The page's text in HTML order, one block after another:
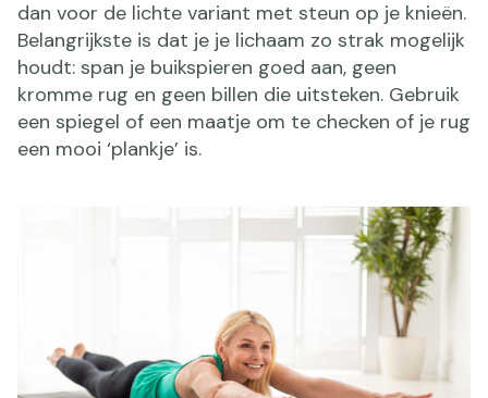
dan voor de lichte variant met steun op je knieën.
Belangrijkste is dat je je lichaam zo strak mogelijk
houdt: span je buikspieren goed aan, geen
kromme rug en geen billen die uitsteken. Gebruik
een spiegel of een maatje om te checken of je rug
een mooi ‘plankje’ is.